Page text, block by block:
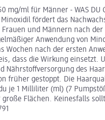
mg/ml für Männer - WAS DU
fördert das
und Männern nach
Anwendung von
Wochen nach der ersten
dass die Wirkung
Nährstoffversorgung des
früher gestoppt. Die
je 1 Milliliter (ml) (7
Flächen. Keinesfalls